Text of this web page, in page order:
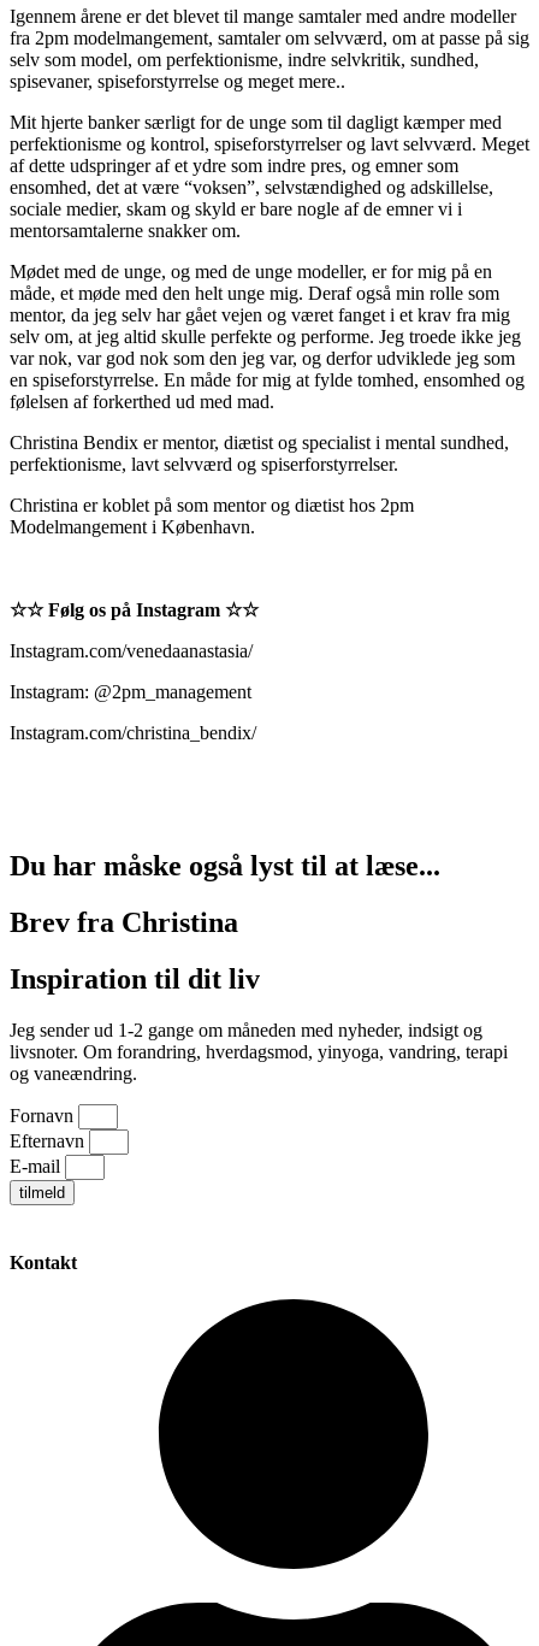
Igennem årene er det blevet til mange samtaler med andre modeller
fra 2pm modelmangement, samtaler om selvværd, om at passe på sig
selv som model, om perfektionisme, indre selvkritik, sundhed,
spisevaner, spiseforstyrrelse og meget mere..
Mit hjerte banker særligt for de unge som til dagligt kæmper med
perfektionisme og kontrol, spiseforstyrrelser og lavt selvværd. Meget
af dette udspringer af et ydre som indre pres, og emner som
ensomhed, det at være “voksen”, selvstændighed og adskillelse,
sociale medier, skam og skyld er bare nogle af de emner vi i
mentorsamtalerne snakker om.
Mødet med de unge, og med de unge modeller, er for mig på en
måde, et møde med den helt unge mig. Deraf også min rolle som
mentor, da jeg selv har gået vejen og været fanget i et krav fra mig
selv om, at jeg altid skulle perfekte og performe. Jeg troede ikke jeg
var nok, var god nok som den jeg var, og derfor udviklede jeg som
en spiseforstyrrelse. En måde for mig at fylde tomhed, ensomhed og
følelsen af forkerthed ud med mad.
Christina Bendix er mentor, diætist og specialist i mental sundhed,
perfektionisme, lavt selvværd og spiserforstyrrelser.
Christina er koblet på som mentor og diætist hos 2pm
Modelmangement i København.
☆☆ Følg os på Instagram ☆☆
Instagram.com/venedaanastasia/
Instagram: @2pm_management
Instagram.com/christina_bendix/
Du har måske også lyst til at læse...
Brev fra Christina
Inspiration til dit liv
Jeg sender ud 1-2 gange om måneden med nyheder, indsigt og
livsnoter. Om forandring, hverdagsmod, yinyoga, vandring, terapi
og vaneændring.
Fornavn
Efternavn
E-mail
tilmeld
Kontakt